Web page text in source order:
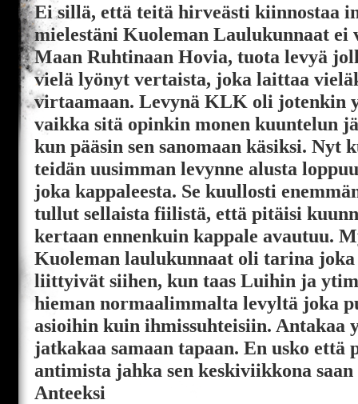
Ei sillä, että teitä hirveästi kiinnostaa
mielestäni Kuoleman Laulukunnaat ei
Maan Ruhtinaan Hovia, tuota levyä
vielä lyönyt vertaista, joka laittaa
virtaamaan. Levynä KLK oli jotenkin
vaikka sitä opinkin monen kuuntelun
kun pääsin sen sanomaan käsiksi. Nyt
teidän uusimman levynne alusta
joka kappaleesta. Se kuullosti
tullut sellaista fiilistä, että pitäisi
kertaan ennenkuin kappale avautuu.
Kuoleman laulukunnaat oli tarina
liittyivät siihen, kun taas Luihin ja
hieman normaalimmalta levyltä joka
asioihin kuin ihmissuhteisiin. Antakaa
jatkakaa samaan tapaan. En usko että
antimista jahka sen keskiviikkona
Anteeksi